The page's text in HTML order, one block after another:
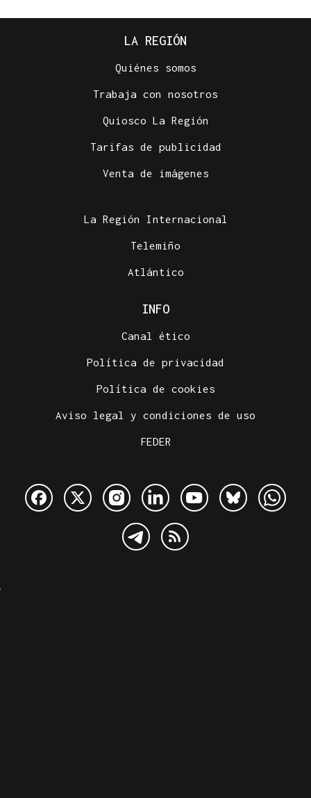
LA REGIÓN
Quiénes somos
Trabaja con nosotros
Quiosco La Región
Tarifas de publicidad
Venta de imágenes
La Región Internacional
Telemiño
Atlántico
INFO
Canal ético
Política de privacidad
Política de cookies
Aviso legal y condiciones de uso
FEDER